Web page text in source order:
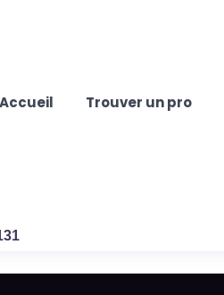
Accueil Trouver un pro